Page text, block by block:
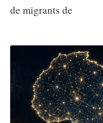
de migrants de